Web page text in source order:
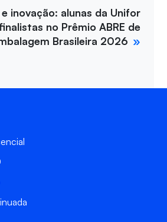
inovação: alunas da Unifor
no Prêmio ABRE de
Brasileira 2026